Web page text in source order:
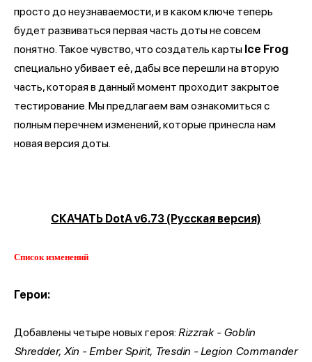
просто до неузнаваемости, и в каком ключе теперь
будет развиваться первая часть доты не совсем
понятно. Такое чувство, что создатель карты Ice Frog
специально убивает её, дабы все перешли на вторую
часть, которая в данный момент проходит закрытое
тестирование. Мы предлагаем вам ознакомиться с
полным перечнем изменений, которые принесла нам
новая версия доты.
СКАЧАТЬ DotA v6.73 (Русская версия)
Список изменений
Герои:
Добавлены четыре новых героя: Rizzrak - Goblin
Shredder, Xin - Ember Spirit, Tresdin - Legion Commander